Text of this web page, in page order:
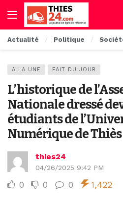
Actualité Politique
A LA UNE FAIT DU JOUR
L’historique de
Nationale dressé
étudiants de
Numérique de Thiès
thies24
04/26/2025 9:42 PM
0 0 0 1,422